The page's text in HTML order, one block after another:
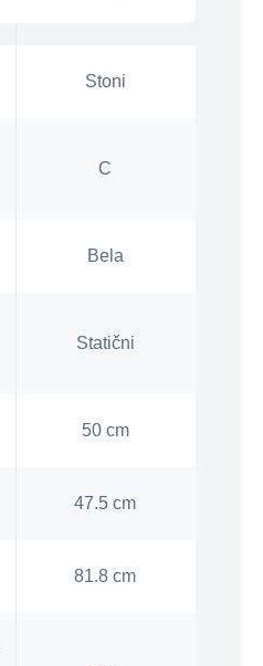
Stoni
C
Bela
Statični
50 cm
47.5 cm
81.8 cm